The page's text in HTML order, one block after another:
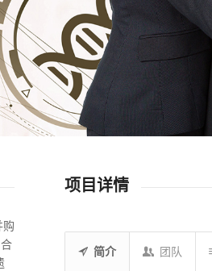
项目详情
简介 团队